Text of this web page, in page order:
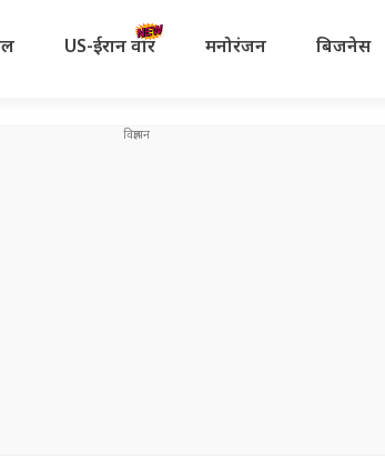
US-ईरान वॉर मनोरंजन बिजनेस